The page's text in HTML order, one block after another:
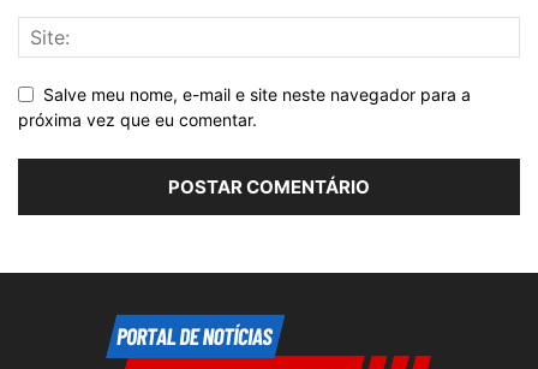
Salve meu nome, e-mail e site neste navegador para a
próxima vez que eu comentar.